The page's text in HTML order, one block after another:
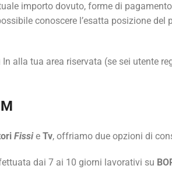
importo dovuto, forme di
conoscere l’esatta posizione
alla tua area riservata (se sei utente
Fissie Tv, offriamo due opzioni di
dai 7 ai 10 giorni lavorativi su